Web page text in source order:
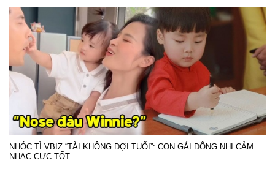
NHÓC TÌ VBIZ “TÀI KHÔNG ĐỢI TUỔI”: CON GÁI ĐÔNG NHI CẢM
NHẠC CỰC TỐT